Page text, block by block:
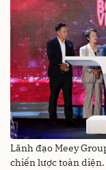
Lãnh đạo Meey
chiến lược toàn diện.